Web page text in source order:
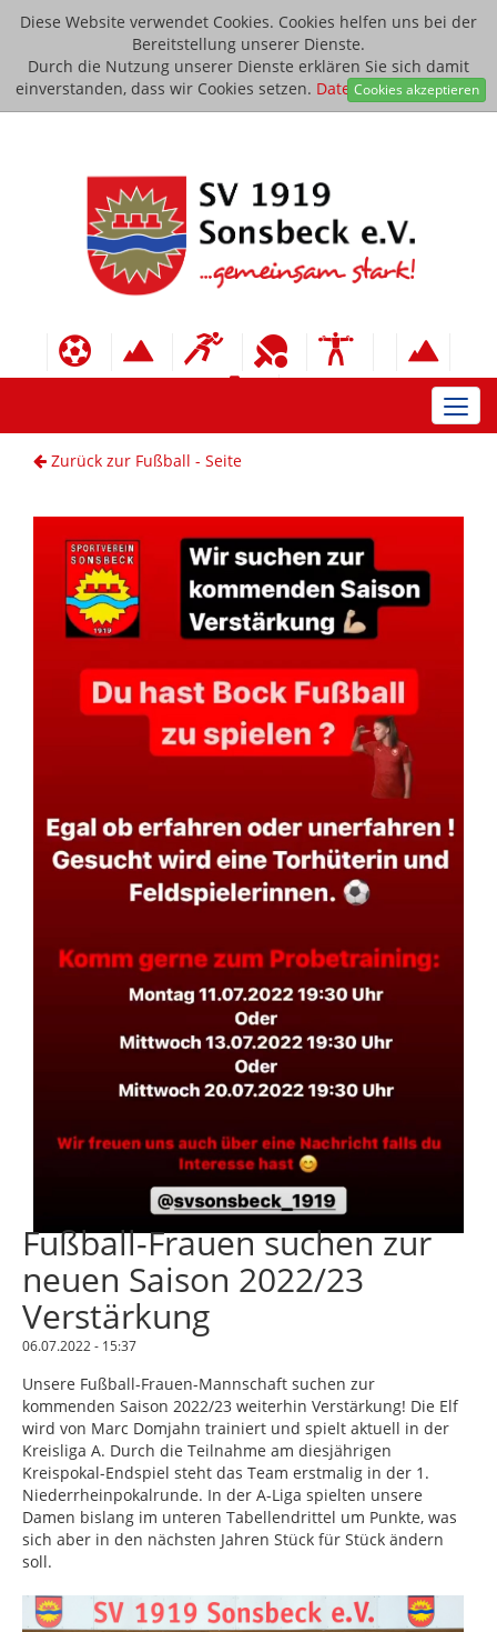
Diese Website verwendet Cookies. Cookies helfen uns bei der
Bereitstellung unserer Dienste.
Durch die Nutzung unserer Dienste erklären Sie sich damit
einverstanden, dass wir Cookies setzen. Datenschutzerklärung
Cookies akzeptieren
Zurück zur Fußball - Seite
Fußball-Frauen suchen zur
neuen Saison 2022/23
Verstärkung
06.07.2022 - 15:37
Unsere Fußball-Frauen-Mannschaft suchen zur
kommenden Saison 2022/23 weiterhin Verstärkung! Die Elf
wird von Marc Domjahn trainiert und spielt aktuell in der
Kreisliga A. Durch die Teilnahme am diesjährigen
Kreispokal-Endspiel steht das Team erstmalig in der 1.
Niederrheinpokalrunde. In der A-Liga spielten unsere
Damen bislang im unteren Tabellendrittel um Punkte, was
sich aber in den nächsten Jahren Stück für Stück ändern
soll.